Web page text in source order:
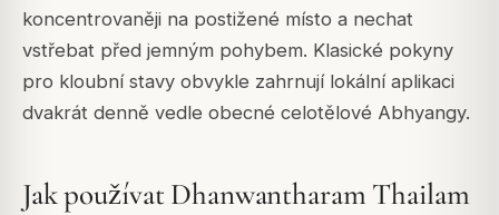
koncentrovaněji na postižené místo a nechat
vstřebat před jemným pohybem. Klasické pokyny
pro kloubní stavy obvykle zahrnují lokální aplikaci
dvakrát denně vedle obecné celotělové Abhyangy.
Jak používat Dhanwantharam Thailam